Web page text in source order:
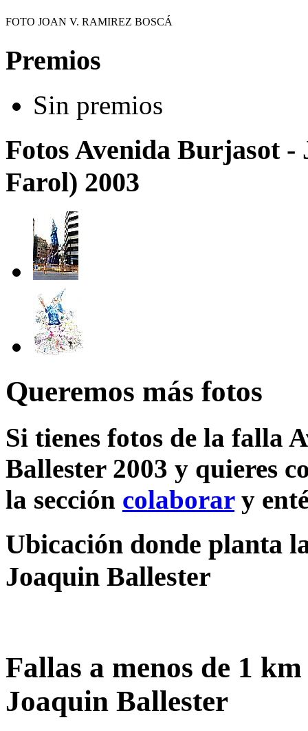
FOTO JOAN V. RAMIREZ BOSCÁ
Premios
Sin premios
Fotos Avenida Burjasot
Farol) 2003
Queremos más fotos
Si tienes fotos de la falla
Ballester 2003 y quieres
la sección colaborary
Ubicación donde planta
Joaquin Ballester
Fallas a menos de 1
Joaquin Ballester